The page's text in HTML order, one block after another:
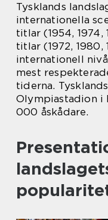
Tysklands
internationella
titlar (1954, 1974,
titlar (1972, 1980,
internationell
mest
tiderna.
Olympiastadion i
000 åskådare.